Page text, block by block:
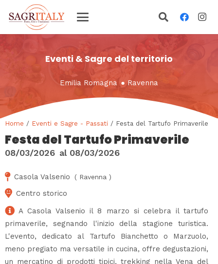
Eventi & Sagre del territorio
Emilia Romagna ● Ravenna
Home / Eventi e Sagre - Passati / Festa del Tartufo Primaverile
Festa del Tartufo Primaverile
08/03/2026 al 08/03/2026
Casola Valsenio ( Ravenna )
Centro storico
A Casola Valsenio il 8 marzo si celebra il tartufo
primaverile, segnando l'inizio della stagione turistica.
L'evento, dedicato al Tartufo Bianchetto o Marzuolo,
meno pregiato ma versatile in cucina, offre degustazioni,
un mercatino di prodotti tipici, trekking nella Vena del